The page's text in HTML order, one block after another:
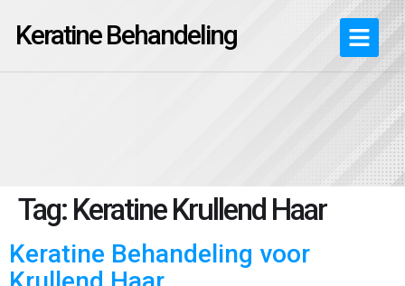
Keratine Behandeling
Tag: Keratine Krullend Haar
Keratine Behandeling voor